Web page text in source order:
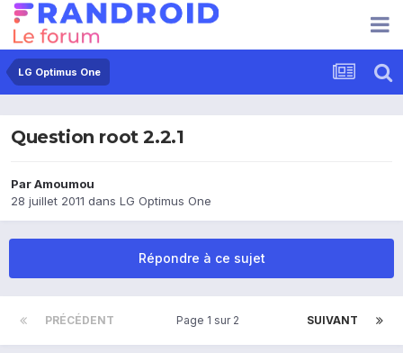
LG Optimus One
Question root 2.2.1
ParAmoumou
28 juillet 2011 dans LG Optimus One
Répondre à ce sujet
PRÉCÉDENT SUIVANT
Page 1 sur 2